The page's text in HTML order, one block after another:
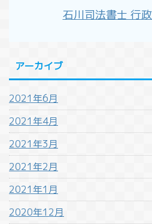
石川司法書士 行
アーカイブ
2021年6月
2021年4月
2021年3月
2021年2月
2021年1月
2020年12月